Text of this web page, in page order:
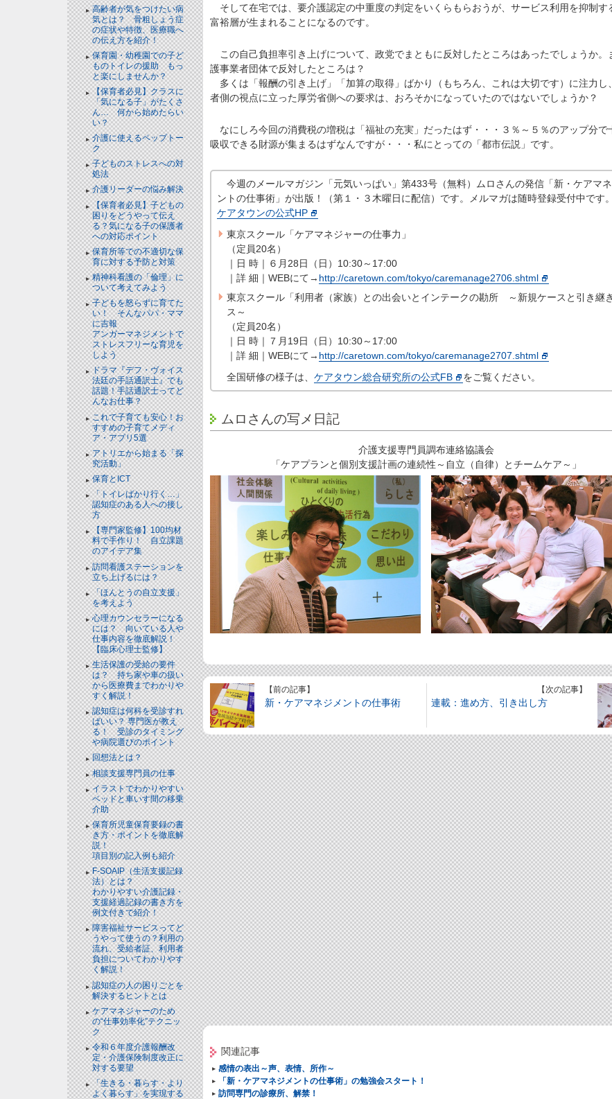
高齢者が気をつけたい病
気とは？ 骨粗しょう症
の症状や特徴、医療職へ
の伝え方を紹介！
保育園・幼稚園での子ど
ものトイレの援助 もっ
と楽にしませんか？
【保育者必見】クラスに
「気になる子」がたくさ
ん… 何から始めたらい
い？
介護に使えるペップトー
ク
子どものストレスへの対
処法
介護リーダーの悩み解決
【保育者必見】子どもの
困りをどうやって伝え
る？気になる子の保護者
への対応ポイント
保育所等での不適切な保
育に対する予防と対策
精神科看護の「倫理」に
ついて考えてみよう
子どもを怒らずに育てた
い！ そんなパパ・ママ
に吉報
アンガーマネジメントで
ストレスフリーな育児を
しよう
ドラマ『デフ・ヴォイス
法廷の手話通訳士』でも
話題！手話通訳士ってど
んなお仕事？
これで子育ても安心！お
すすめの子育てメディ
ア・アプリ5選
アトリエから始まる「探
究活動」
保育とICT
「トイレばかり行く…」
認知症のある人への接し
方
【専門家監修】100均材
料で手作り！ 自立課題
のアイデア集
訪問看護ステーションを
立ち上げるには？
「ほんとうの自立支援」
を考えよう
心理カウンセラーになる
には？ 向いている人や
仕事内容を徹底解説！
【臨床心理士監修】
生活保護の受給の要件
は？ 持ち家や車の扱い
から医療費までわかりや
すく解説！
認知症は何科を受診すれ
ばいい？ 専門医が教え
る！ 受診のタイミング
や病院選びのポイント
回想法とは？
相談支援専門員の仕事
イラストでわかりやすい
ベッドと⾞いす間の移乗
介助
保育所児童保育要録の書
き方・ポイントを徹底解
説！
項目別の記入例も紹介
F-SOAIP（生活支援記録
法）とは？
わかりやすい介護記録・
支援経過記録の書き方を
例文付きで紹介！
障害福祉サービスってど
うやって使うの？利用の
流れ、受給者証、利用者
負担についてわかりやす
く解説！
認知症の人の困りごとを
解決するヒントとは
ケアマネジャーのため
の“仕事効率化”テクニッ
ク
令和６年度介護報酬改
定・介護保険制度改正に
対する要望
「生きる・暮らす・より
よく暮らす」を実現する
そして在宅では、要介護認定の中重度の判定をいくらもらおうが、サービス利用を抑制す
富裕層が生まれることになるのです。
この自己負担率引き上げについて、政党でまともに反対したところはあったでしょうか。
護事業者団体で反対したところは？
多くは「報酬の引き上げ」「加算の取得」ばかり（もちろん、これは大切です）に注力し
者側の視点に立った厚労省側への要求は、おろそかになっていたのではないでしょうか？
なにしろ今回の消費税の増税は「福祉の充実」だったはず・・・３％～５％のアップ分で
吸収できる財源が集まるはずなんですが・・・私にとっての「都市伝説」です。
今週のメールマガジン「元気いっぱい」第433号（無料）ムロさんの発信「新・ケアマ
ントの仕事術」が出版！（第１・３木曜日に配信）です。メルマガは随時登録受付中で
ケアタウンの公式HP
東京スクール「ケアマネジャーの仕事力」
（定員20名）
｜日 時｜６月28日（日）10:30～17:00
｜詳 細｜WEBにて→ http://caretown.com/tokyo/caremanage2706.shtml
東京スクール「利用者（家族）との出会いとインテークの勘所 ～新規ケースと引き継
ス～
（定員20名）
｜日 時｜７月19日（日）10:30～17:00
｜詳 細｜WEBにて→ http://caretown.com/tokyo/caremanage2707.shtml
全国研修の様子は、 ケアタウン総合研究所の公式FB をご覧ください。
ムロさんの写メ日記
介護支援専門員調布連絡協議会
「ケアプランと個別支援計画の連続性～自立（自律）とチームケア～」
【前の記事】
新・ケアマネジメントの仕事術
【次の記事】
連載：進め方、引き出し方
関連記事
感情の表出～声、表情、所作～
「新・ケアマネジメントの仕事術」の勉強会スタート！
訪問専門の診療所、解禁！